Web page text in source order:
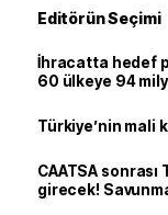
Editörün Seçimi
İhracatta hedef
60 ülkeye 94
Türkiye’nin mali
CAATSA
girecek!